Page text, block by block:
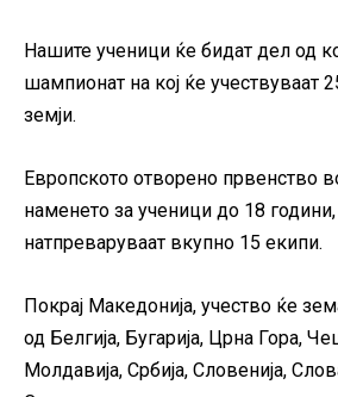
Нашите ученици ќе бидат дел од
шампионат на кој ќе учествуваат
земји.
Европското отворено првенство
наменето за ученици до 18
натпреваруваат вкупно 15 екипи.
Покрај Македонија, учество ќе
од Белгија, Бугарија, Црна Гора,
Молдавија, Србија, Словенија,